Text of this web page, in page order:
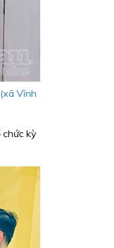
Vĩnh
chức kỳ